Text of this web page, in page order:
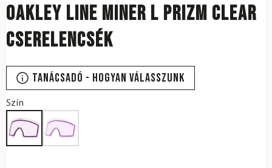
OAKLEY Line Miner L Prizm Clear
cserelencsék
Tanácsadó - Hogyan válasszunk
Szín